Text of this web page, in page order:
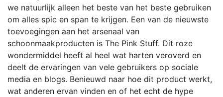
we natuurlijk alleen het beste van het beste gebruiken
om alles spic en span te krijgen. Een van de nieuwste
toevoegingen aan het arsenaal van
schoonmaakproducten is The Pink Stuff. Dit roze
wondermiddel heeft al heel wat harten veroverd en
deelt de ervaringen van vele gebruikers op sociale
media en blogs. Benieuwd naar hoe dit product werkt,
wat anderen ervan vinden en of het echt de hype